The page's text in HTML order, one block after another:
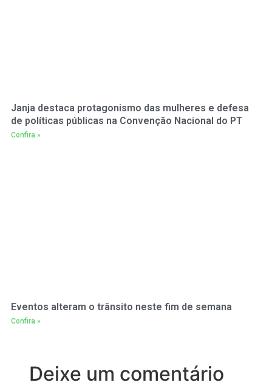
Janja destaca protagonismo das mulheres e defesa
de políticas públicas na Convenção Nacional do PT
Confira »
Eventos alteram o trânsito neste fim de semana
Confira »
Deixe um comentário